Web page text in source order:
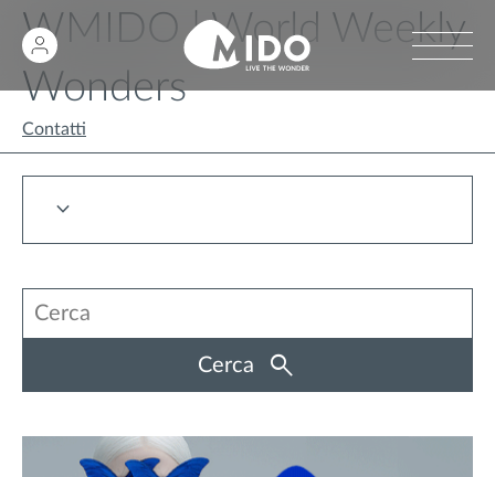
WMIDO | World Weekly
Wonders
Contatti
Cerca